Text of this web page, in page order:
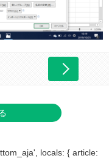
locals: { article: